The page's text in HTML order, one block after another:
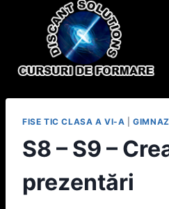
FISE TIC CLASA A VI-A |
S8 – S9 –
prezentări